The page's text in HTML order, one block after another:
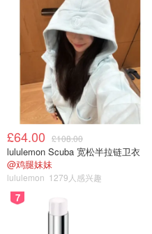
£64.00 £108.00
lululemon Scuba 宽松半拉链卫衣
@鸡腿妹妹
lululemon 1279人感兴趣
7